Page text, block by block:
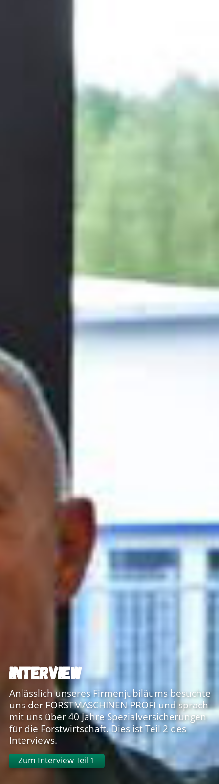
Zum Interview Teil 1
Anlässlich unseres Firmenjubiläums besuchte
uns der FORSTMASCHINEN-PROFI und sprach
mit uns über 40 Jahre Spezialversicherungen
für die Forstwirtschaft. Dies ist Teil 2 des
Interviews.
INTERVIEW